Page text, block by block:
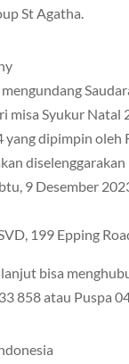
St Agatha.
misa Syukur Natal
yang dipimpin oleh
diselenggarakan
9 Desember
199 Epping
bisa
858 atau Puspa